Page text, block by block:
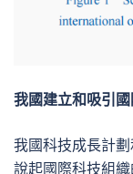
我國建立和吸引
我國科技成長計
說起國際科技組